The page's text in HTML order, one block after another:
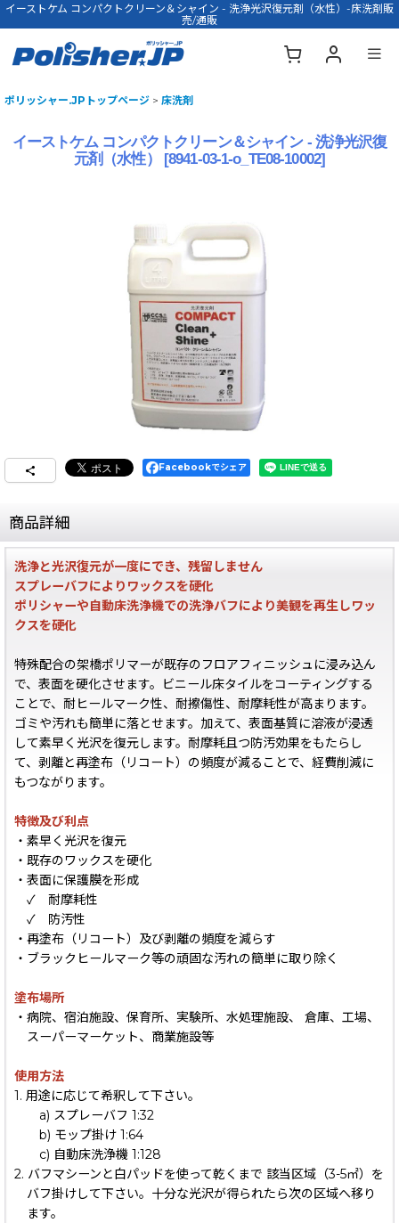
イーストケム コンパクトクリーン＆シャイン - 洗浄光沢復元剤（水性）-床洗剤販
売/通販
ポリッシャー.JPトップページ > 床洗剤
イーストケム コンパクトクリーン＆シャイン - 洗浄光沢復
元剤（水性）
[8941-03-1-o_TE08-10002]
Facebookでシェア
商品詳細
洗浄と光沢復元が一度にでき、残留しません
スプレーバフによりワックスを硬化
ポリシャーや自動床洗浄機での洗浄バフにより美観を再生しワッ
クスを硬化
特殊配合の架橋ポリマーが既存のフロアフィニッシュに浸み込ん
で、表面を硬化させます。ビニール床タイルをコーティングする
ことで、耐ヒールマーク性、耐擦傷性、耐摩耗性が高まります。
ゴミや汚れも簡単に落とせます。加えて、表面基質に溶液が浸透
して素早く光沢を復元します。耐摩耗且つ防汚効果をもたらし
て、剥離と再塗布（リコート）の頻度が減ることで、経費削減に
もつながります。
特徴及び利点
・素早く光沢を復元
・既存のワックスを硬化
・表面に保護膜を形成
✓ 耐摩耗性
✓ 防汚性
・再塗布（リコート）及び剥離の頻度を減らす
・ブラックヒールマーク等の頑固な汚れの簡単に取り除く
塗布場所
・病院、宿泊施設、保育所、実験所、水処理施設、 倉庫、工場、
スーパーマーケット、商業施設等
使用方法
1. 用途に応じて希釈して下さい。
a) スプレーバフ 1:32
b) モップ掛け 1:64
c) 自動床洗浄機 1:128
2. バフマシーンと白パッドを使って乾くまで 該当区域（3-5㎡）を
バフ掛けして下さい。十分な光沢が得られたら次の区域へ移り
ます。